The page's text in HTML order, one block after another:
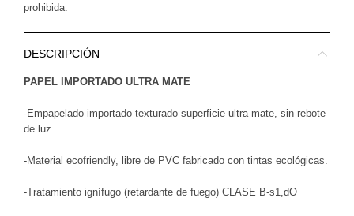
prohibida.
DESCRIPCIÓN
PAPEL IMPORTADO ULTRA MATE
-Empapelado importado texturado superficie ultra mate, sin rebote
de luz.
-Material ecofriendly, libre de PVC fabricado con tintas ecológicas.
-Tratamiento ignífugo (retardante de fuego) CLASE B-s1,dO